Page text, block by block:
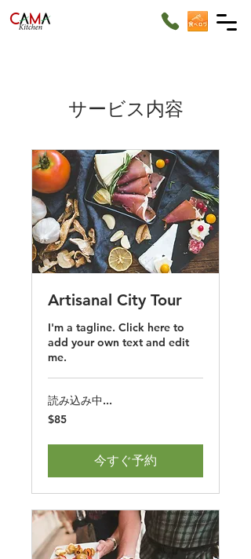
サービス内容
Artisanal City Tour
I'm a tagline. Click here to
add your own text and edit
me.
読み込み中...
85
米
ル
$85
今すぐ予約